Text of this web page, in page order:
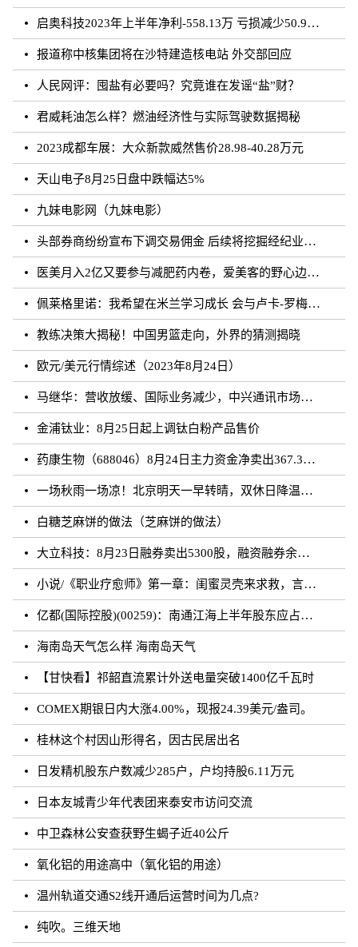
启奥科技2023年上半年净利-558.13万 亏损减少50.91%
报道称中核集团将在沙特建造核电站 外交部回应
人民网评：囤盐有必要吗？究竟谁在发谣“盐”财？
君威耗油怎么样？燃油经济性与实际驾驶数据揭秘
2023成都车展：大众新款威然售价28.98-40.28万元
天山电子8月25日盘中跌幅达5%
九妹电影网（九妹电影）
头部券商纷纷宣布下调交易佣金 后续将挖掘经纪业务佣金降费潜力
医美月入2亿又要参与减肥药内卷，爱美客的野心边界在哪？
佩莱格里诺：我希望在米兰学习成长 会与卢卡-罗梅罗团结互助
教练决策大揭秘！中国男篮走向，外界的猜测揭晓
欧元/美元行情综述（2023年8月24日）
马继华：营收放缓、国际业务减少，中兴通讯市场重心向国内靠拢？
金浦钛业：8月25日起上调钛白粉产品售价
药康生物（688046）8月24日主力资金净卖出367.31万元
一场秋雨一场凉！北京明天一早转晴，双休日降温雨再来
白糖芝麻饼的做法（芝麻饼的做法）
大立科技：8月23日融券卖出5300股，融资融券余额7.64亿元
小说/《职业疗愈师》第一章：闺蜜灵壳来求救，言闻雨对付暗灵
亿都(国际控股)(00259)：南通江海上半年股东应占溢利约3.62亿元 同比增加21.01%
海南岛天气怎么样 海南岛天气
【甘快看】祁韶直流累计外送电量突破1400亿千瓦时
COMEX期银日内大涨4.00%，现报24.39美元/盎司。
桂林这个村因山形得名，因古民居出名
日发精机股东户数减少285户，户均持股6.11万元
日本友城青少年代表团来泰安市访问交流
中卫森林公安查获野生蝎子近40公斤
氧化铝的用途高中（氧化铝的用途）
温州轨道交通S2线开通后运营时间为几点?
纯吹。三维天地